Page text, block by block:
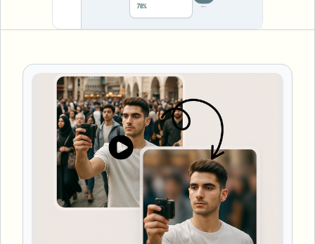
Saved! Done